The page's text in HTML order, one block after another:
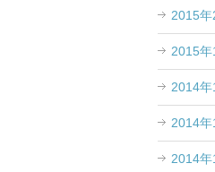
2015年
2015年
2014年
2014年
2014年